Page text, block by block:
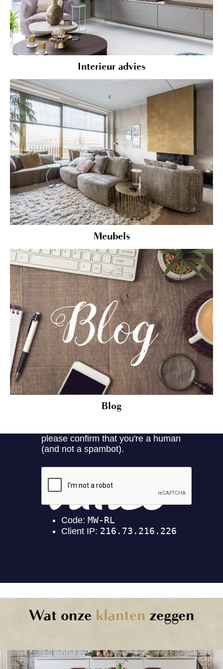
Interieur advies
Meubels
Blog
Wat onze klanten zeggen
NicholasTissot